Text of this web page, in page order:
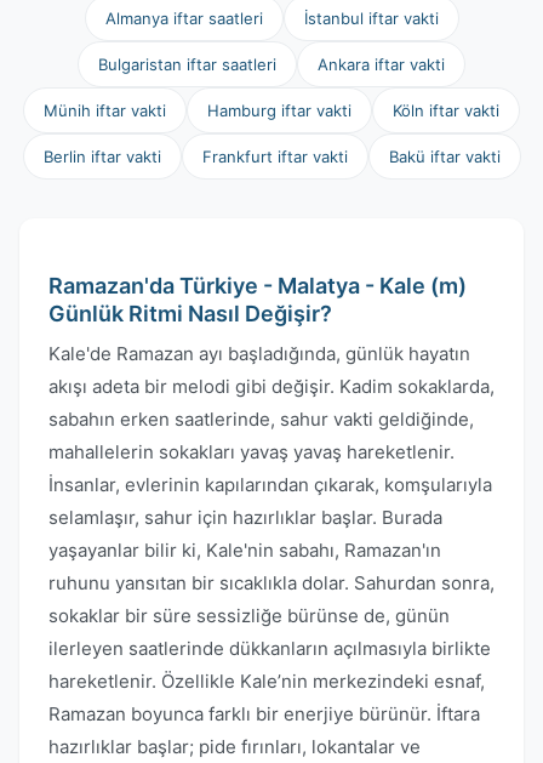
Almanya iftar saatleri İstanbul iftar vakti
Bulgaristan iftar saatleri Ankara iftar vakti
Münih iftar vakti Hamburg iftar vakti Köln iftar vakti
Berlin iftar vakti Frankfurt iftar vakti Bakü iftar vakti
Ramazan'da Türkiye - Malatya - Kale (m)
Günlük Ritmi Nasıl Değişir?
Kale'de Ramazan ayı başladığında, günlük hayatın
akışı adeta bir melodi gibi değişir. Kadim sokaklarda,
sabahın erken saatlerinde, sahur vakti geldiğinde,
mahallelerin sokakları yavaş yavaş hareketlenir.
İnsanlar, evlerinin kapılarından çıkarak, komşularıyla
selamlaşır, sahur için hazırlıklar başlar. Burada
yaşayanlar bilir ki, Kale'nin sabahı, Ramazan'ın
ruhunu yansıtan bir sıcaklıkla dolar. Sahurdan sonra,
sokaklar bir süre sessizliğe bürünse de, günün
ilerleyen saatlerinde dükkanların açılmasıyla birlikte
hareketlenir. Özellikle Kale’nin merkezindeki esnaf,
Ramazan boyunca farklı bir enerjiye bürünür. İftara
hazırlıklar başlar; pide fırınları, lokantalar ve